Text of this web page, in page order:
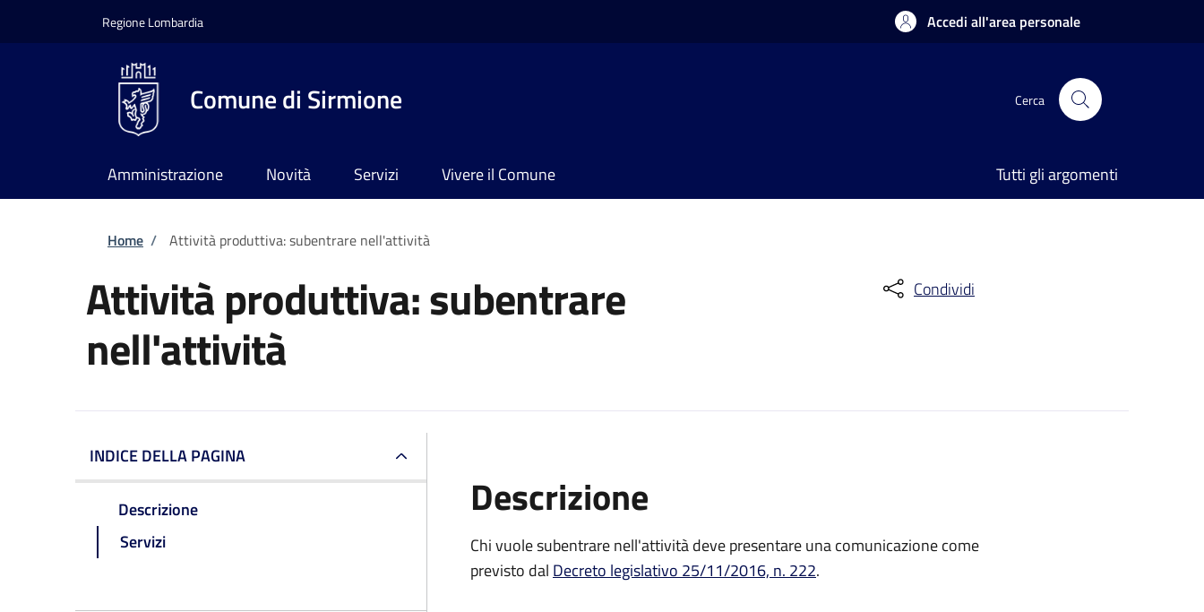
Regione Lombardia Accedi all'area personale
Comune di Sirmione Cerca
Amministrazione Novità Servizi Vivere il Comune Tutti gli argomenti
Briciole di pane
Home / Attività produttiva: subentrare nell'attività
Attività produttiva: subentrare
nell'attività
Condividi
INDICE DELLA PAGINA
Descrizione
Servizi
Descrizione
Chi vuole subentrare nell'attività deve presentare una comunicazionecome
previsto dal Decreto legislativo 25/11/2016, n. 222.